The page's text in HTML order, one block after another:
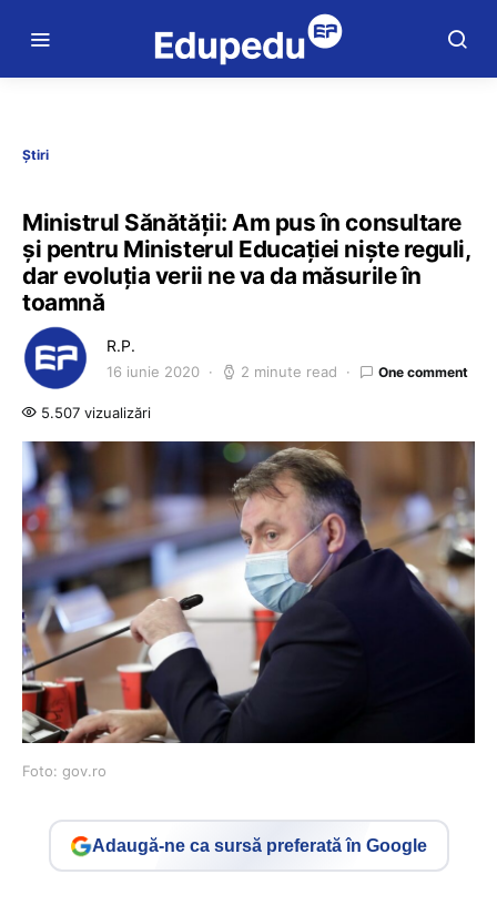
Știri
Ministrul Sănătății: Am pus în consultare
și pentru Ministerul Educației niște reguli,
dar evoluția verii ne va da măsurile în
toamnă
R.P.
16 iunie 2020 2 minute read One comment
5.507 vizualizări
Foto: gov.ro
Adaugă-ne ca sursă preferată în Google